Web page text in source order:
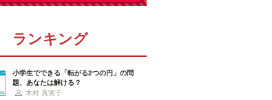
ランキング
小学生でできる「転がる2つの円」の問
題、あなたは解ける？
木村 真実子